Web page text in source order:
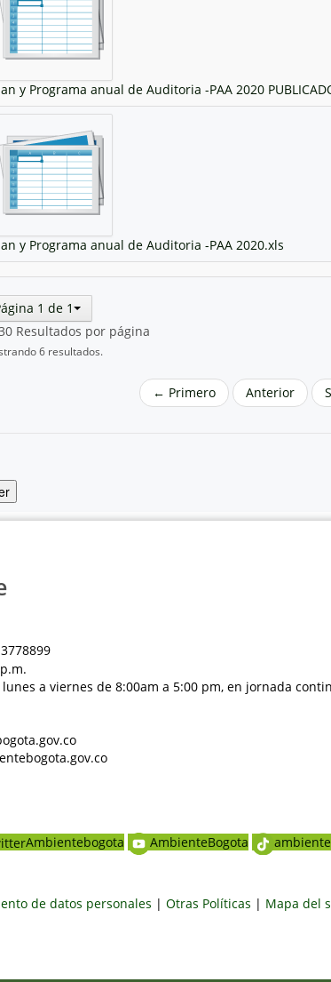
y Programa anual de Auditoria -PAA 2020
y Programa anual de Auditoria -PAA 2020.xls
1 de 1
Resultados por página
6 resultados.
← Primero Anterior
a viernes de 8:00am a 5:00 pm, en jornada
Ambientebogota AmbienteBogota
de datos personales | Otras Políticas | Mapa del